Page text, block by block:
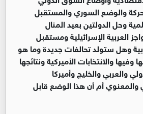
والوضع السوري والمستقبل
وحل الدولتين بعيد المنال
العربية الإسرائيلية ومستقبل
وهل ستولد تحالفات جديدة وما هو
والانتخابات الأميركية ونتائجها
والعربي والخليج وأميركا
أم أن هذا الوضع قابل